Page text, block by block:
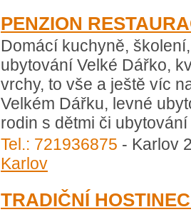
PENZION
Domácí kuchyně,
ubytování Velké Dářko,
vrchy, to vše a ještě víc
Velkém Dářku, levné
rodin s dětmi či
Tel.: 721936875 - Karlov
Karlov
TRADIČNÍ